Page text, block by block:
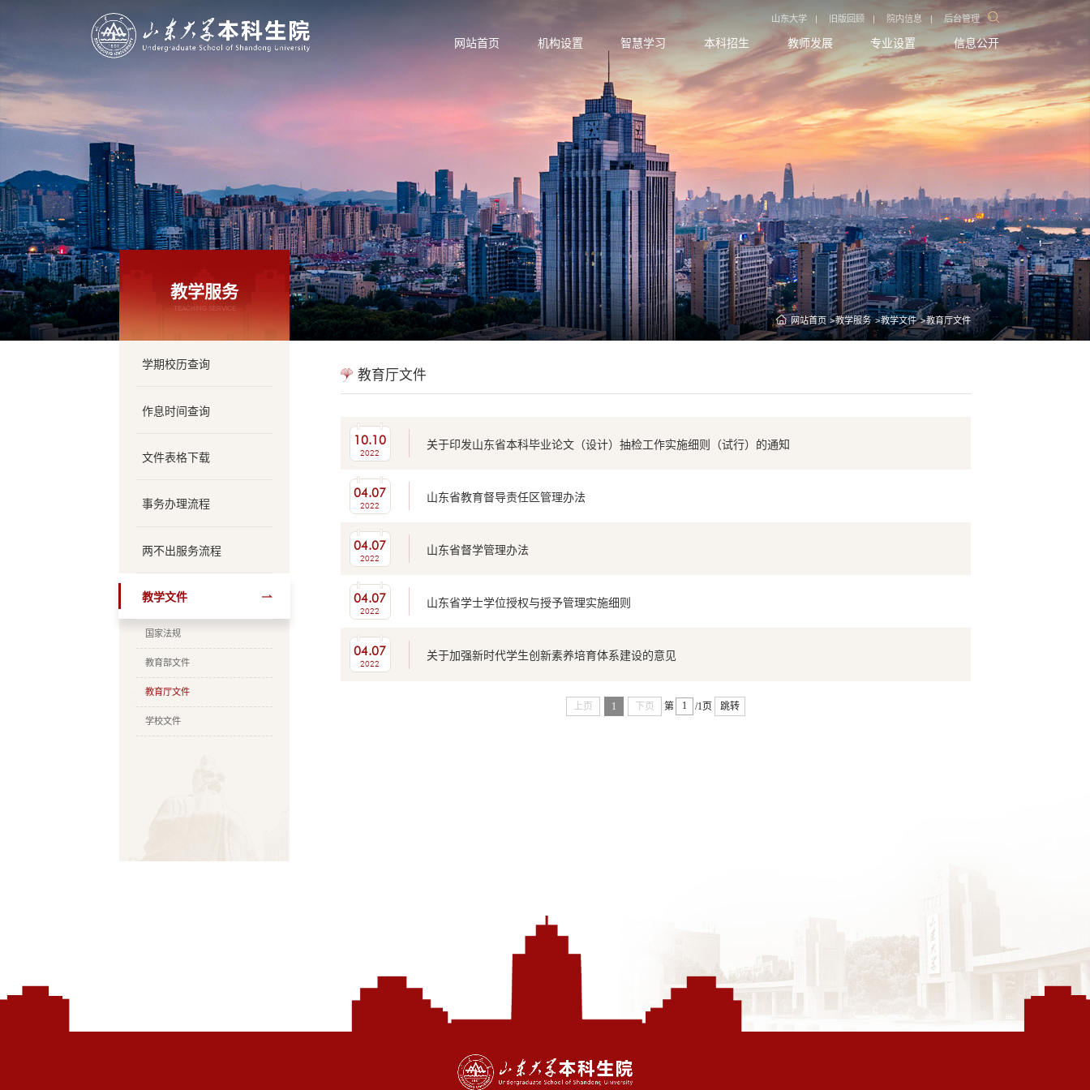
山东大学 | 旧版回顾 | 院内信息 | 后台管理
网站首页 机构设置 智慧学习 本科招生 教师发展 专业设置 信息公开
教学服务
TEACHING SERVICE
学期校历查询
作息时间查询
文件表格下载
事务办理流程
两不出服务流程
教学文件
国家法规
教育部文件
教育厅文件
学校文件
网站首页 教学服务 教学文件 教育厅文件
教育厅文件
10.10
2022
关于印发山东省本科毕业论文（设计）抽检工作实施细则（试行）的通知
04.07
2022
山东省教育督导责任区管理办法
04.07
2022
山东省督学管理办法
04.07
2022
山东省学士学位授权与授予管理实施细则
04.07
2022
关于加强新时代学生创新素养培育体系建设的意见
上页 1 下页 第 /1页 跳转